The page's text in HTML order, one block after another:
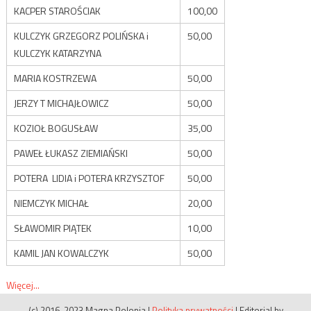
KACPER STAROŚCIAK
100,00
KULCZYK GRZEGORZ POLIŃSKA i
KULCZYK KATARZYNA
50,00
MARIA KOSTRZEWA
50,00
JERZY T MICHAJŁOWICZ
50,00
KOZIOŁ BOGUSŁAW
35,00
PAWEŁ ŁUKASZ ZIEMIAŃSKI
50,00
POTERA LIDIA i POTERA KRZYSZTOF
50,00
NIEMCZYK MICHAŁ
20,00
SŁAWOMIR PIĄTEK
10,00
KAMIL JAN KOWALCZYK
50,00
Więcej...